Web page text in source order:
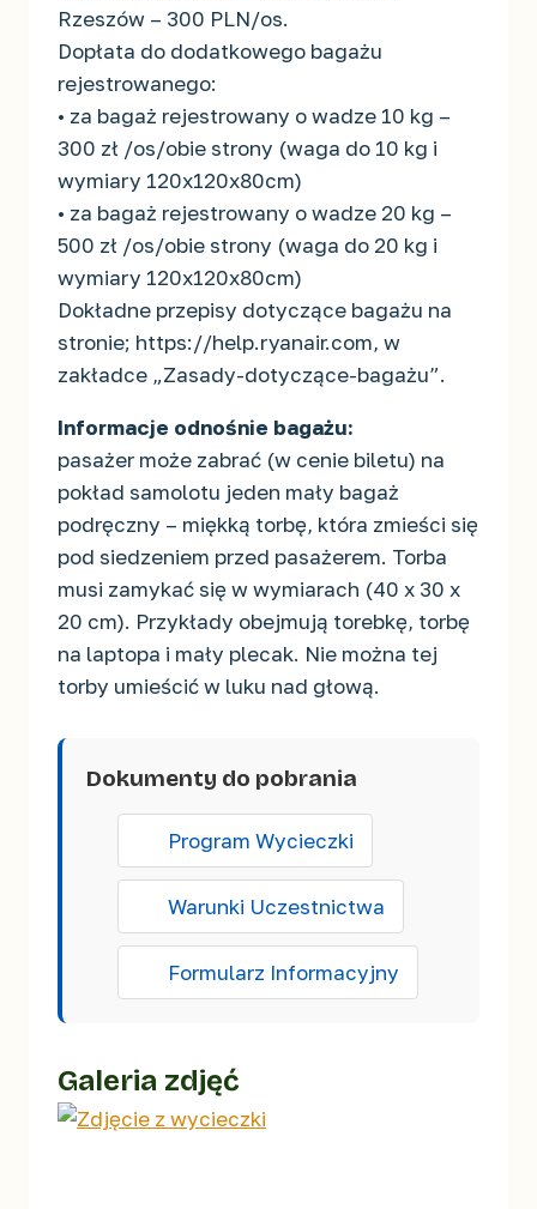
Rzeszów – 300 PLN/os.
Dopłata do dodatkowego bagażu
rejestrowanego:
• za bagaż rejestrowany o wadze 10 kg –
300 zł /os/obie strony (waga do 10 kg i
wymiary 120x120x80cm)
• za bagaż rejestrowany o wadze 20 kg –
500 zł /os/obie strony (waga do 20 kg i
wymiary 120x120x80cm)
Dokładne przepisy dotyczące bagażu na
stronie; https://help.ryanair.com, w
zakładce „Zasady-dotyczące-bagażu”.
Informacje odnośnie bagażu:
pasażer może zabrać (w cenie biletu) na
pokład samolotu jeden mały bagaż
podręczny – miękką torbę, która zmieści się
pod siedzeniem przed pasażerem. Torba
musi zamykać się w wymiarach (40 x 30 x
20 cm). Przykłady obejmują torebkę, torbę
na laptopa i mały plecak. Nie można tej
torby umieścić w luku nad głową.
Dokumenty do pobrania
Program Wycieczki
Warunki Uczestnictwa
Formularz Informacyjny
Galeria zdjęć